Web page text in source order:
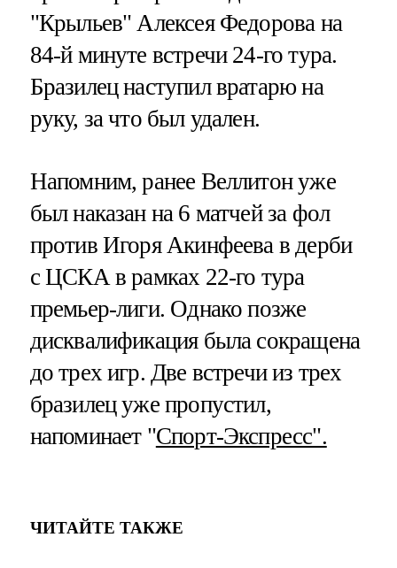
"Крыльев" Алексея Федорова на
84-й минуте встречи 24-го тура.
Бразилец наступил вратарю на
руку, за что был удален.
Напомним, ранее Веллитон уже
был наказан на 6 матчей за фол
против Игоря Акинфеева в дерби
с ЦСКА в рамках 22-го тура
премьер-лиги. Однако позже
дисквалификация была сокращена
до трех игр. Две встречи из трех
бразилец уже пропустил,
напоминает "Спорт-Экспресс".
ЧИТАЙТЕ ТАКЖЕ